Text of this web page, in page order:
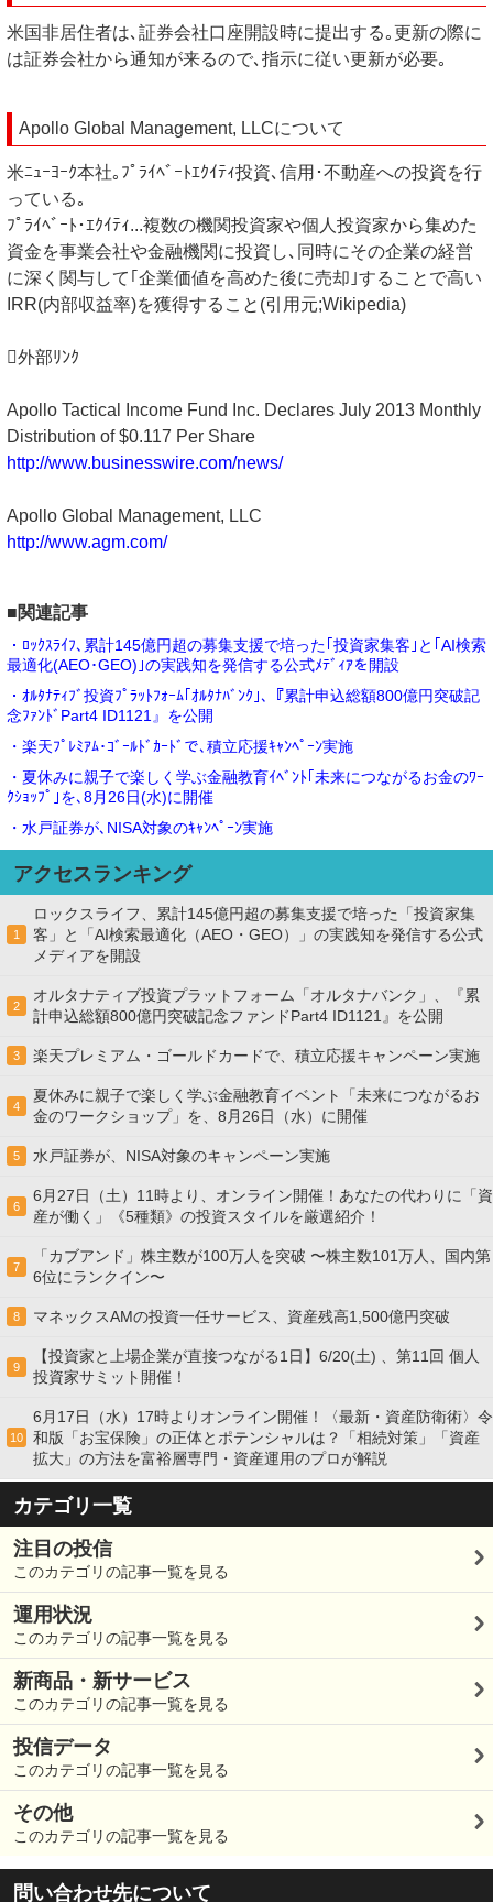
米国非居住者は､証券会社口座開設時に提出する｡更新の際に
は証券会社から通知が来るので､指示に従い更新が必要｡
Apollo Global Management, LLCについて
米ﾆｭｰﾖｰｸ本社｡ﾌﾟﾗｲﾍﾞｰﾄｴｸｲﾃｨ投資､信用･不動産への投資を行
っている｡
ﾌﾟﾗｲﾍﾞｰﾄ･ｴｸｲﾃｨ...複数の機関投資家や個人投資家から集めた
資金を事業会社や金融機関に投資し､同時にその企業の経営
に深く関与して｢企業価値を高めた後に売却｣することで高い
IRR(内部収益率)を獲得すること(引用元;Wikipedia)
外部ﾘﾝｸ
Apollo Tactical Income Fund Inc. Declares July 2013 Monthly
Distribution of $0.117 Per Share
http://www.businesswire.com/news/
Apollo Global Management, LLC
http://www.agm.com/
■関連記事
・ﾛｯｸｽﾗｲﾌ､累計145億円超の募集支援で培った｢投資家集客｣と｢AI検索
最適化(AEO･GEO)｣の実践知を発信する公式ﾒﾃﾞｨｱを開設
・ｵﾙﾀﾅﾃｨﾌﾞ投資ﾌﾟﾗｯﾄﾌｫｰﾑ｢ｵﾙﾀﾅﾊﾞﾝｸ｣､『累計申込総額800億円突破記
念ﾌｧﾝﾄﾞPart4 ID1121』を公開
・楽天ﾌﾟﾚﾐｱﾑ･ｺﾞｰﾙﾄﾞｶｰﾄﾞで､積立応援ｷｬﾝﾍﾟｰﾝ実施
・夏休みに親子で楽しく学ぶ金融教育ｲﾍﾞﾝﾄ｢未来につながるお金のﾜｰ
ｸｼｮｯﾌﾟ｣を､8月26日(水)に開催
・水戸証券が､NISA対象のｷｬﾝﾍﾟｰﾝ実施
アクセスランキング
1
ロックスライフ、累計145億円超の募集支援で培った「投資家集
客」と「AI検索最適化（AEO・GEO）」の実践知を発信する公式
メディアを開設
2
オルタナティブ投資プラットフォーム「オルタナバンク」、『累
計申込総額800億円突破記念ファンドPart4 ID1121』を公開
3 楽天プレミアム・ゴールドカードで、積立応援キャンペーン実施
4
夏休みに親子で楽しく学ぶ金融教育イベント「未来につながるお
金のワークショップ」を、8月26日（水）に開催
5 水戸証券が、NISA対象のキャンペーン実施
6
6月27日（土）11時より、オンライン開催！あなたの代わりに「資
産が働く」《5種類》の投資スタイルを厳選紹介！
7
「カブアンド」株主数が100万人を突破 〜株主数101万人、国内第
6位にランクイン〜
8 マネックスAMの投資一任サービス、資産残高1,500億円突破
9
【投資家と上場企業が直接つながる1日】6/20(土) 、第11回 個人
投資家サミット開催！
10
6月17日（水）17時よりオンライン開催！〈最新・資産防衛術〉令
和版「お宝保険」の正体とポテンシャルは？「相続対策」「資産
拡大」の方法を富裕層専門・資産運用のプロが解説
カテゴリ一覧
注目の投信
このカテゴリの記事一覧を見る
運用状況
このカテゴリの記事一覧を見る
新商品・新サービス
このカテゴリの記事一覧を見る
投信データ
このカテゴリの記事一覧を見る
その他
このカテゴリの記事一覧を見る
問い合わせ先について